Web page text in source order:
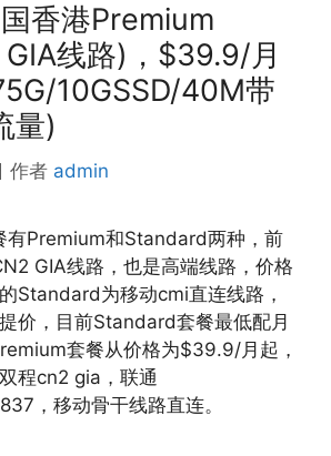
香港Premium
线路)，$39.9/月
10GSSD/40M带
量)
作者 admin
有Premium和Standard两种，前
GIA线路，也是高端线路，价格
Standard为移动cmi直连线路，
价，目前Standard套餐最低配月
套餐从价格为$39.9/月起，
程cn2 gia，联通
，移动骨干线路直连。